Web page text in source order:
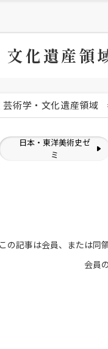
文化遺産領
芸術学・文化遺産領域
日本・東洋美術史ゼ
ミ
この記事は会員、または同
会員